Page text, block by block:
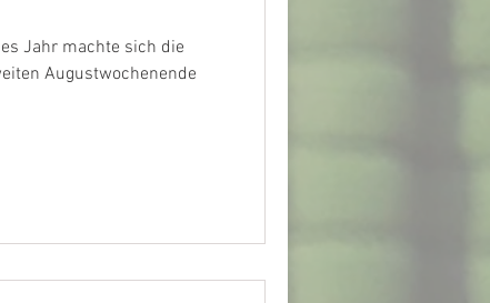
Jahr machte sich die
Augustwochenende